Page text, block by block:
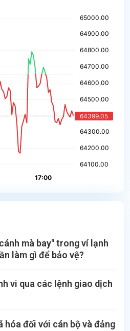
mà bay" trong ví lạnh
làm gì để bảo vệ?
vi qua các lệnh giao dịch
hóa đối với cán bộ và đảng